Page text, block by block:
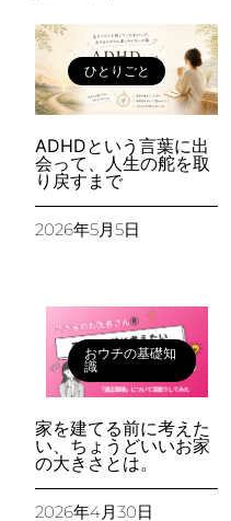
ひとりごと
ADHDという言葉に出
会って、人生の舵を取
り戻すまで
2026年5月5日
おウチの基礎知
識
家を建てる前に考えた
い、ちょうどいいお家
の大きさとは。
2026年4月30日